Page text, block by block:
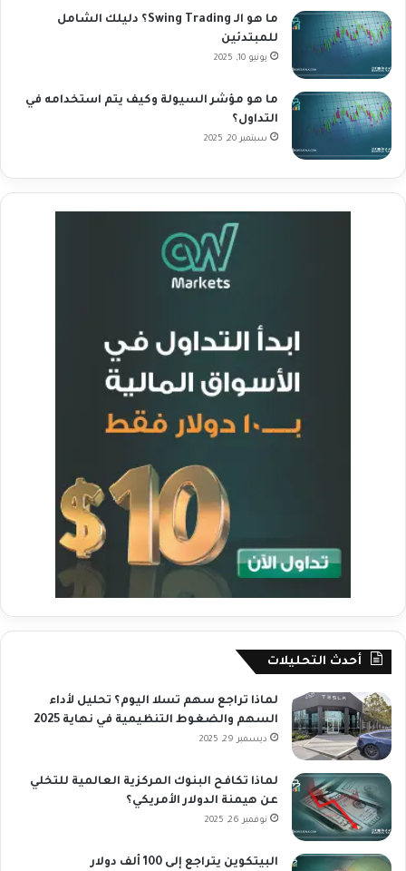
ما هو الـ Swing Trading؟ دليلك الشامل
للمبتدئين
يونيو 10, 2025
ما هو مؤشر السيولة وكيف يتم استخدامه في
التداول؟
سبتمبر 20, 2025
أحدث التحليلات
لماذا تراجع سهم تسلا اليوم؟ تحليل لأداء
السهم والضغوط التنظيمية في نهاية 2025
ديسمبر 29, 2025
لماذا تكافح البنوك المركزية العالمية للتخلي
عن هيمنة الدولار الأمريكي؟
نوفمبر 26, 2025
البيتكوين يتراجع إلى 100 ألف دولار